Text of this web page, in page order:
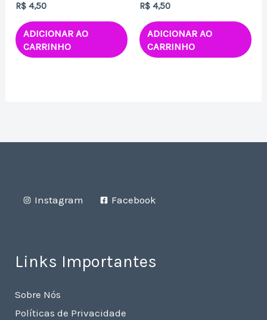
R$ 4,50
ADICIONAR AO
CARRINHO
R$ 4,50
ADICIONAR AO
CARRINHO
Instagram Facebook
Links Importantes
Sobre Nós
Políticas de Privacidade